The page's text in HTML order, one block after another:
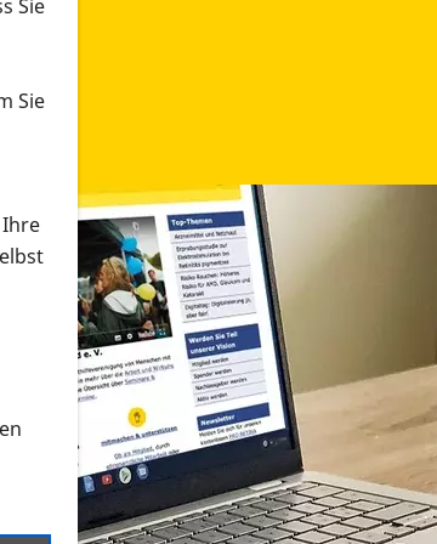
Formaten an
und dieses bestellen bzw. herunterladen
Sie
Sie